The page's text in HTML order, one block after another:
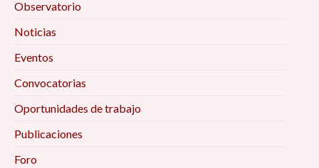
Observatorio
Noticias
Eventos
Convocatorias
Oportunidades de trabajo
Publicaciones
Foro